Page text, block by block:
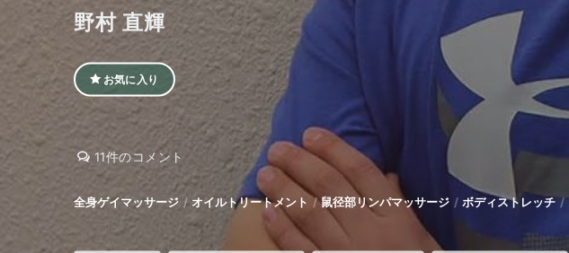
野村 直輝
お気に入り
Fresh
care
AGGRESS
Fresh
care
AGGRESS
へ
11件のコメント
全身ゲイマッサージ オイルトリートメント 鼠径部リンパマッサージ ボディストレッチ